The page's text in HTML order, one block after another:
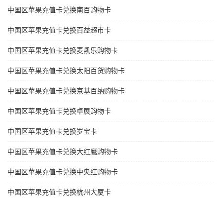
中国区苹果充值卡兑换南百购物卡
中国区苹果充值卡兑换百益超市卡
中国区苹果充值卡兑换麦凯乐购物卡
中国区苹果充值卡兑换太阳百货购物卡
中国区苹果充值卡兑换京基百纳购物卡
中国区苹果充值卡兑换卓展购物卡
中国区苹果充值卡兑换岁宝卡
中国区苹果充值卡兑换大红鹰购物卡
中国区苹果充值卡兑换中央红购物卡
中国区苹果充值卡兑换杭州大厦卡